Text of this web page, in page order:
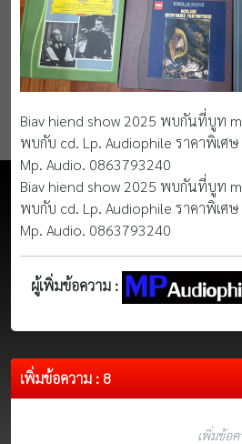
Biav hiend show 2025 พบกันที่บูท
พบกับ cd. Lp. Audiophile ราคาพิเศษ
Mp. Audio. 0863793240
Biav hiend show 2025 พบกันที่บูท
พบกับ cd. Lp. Audiophile ราคาพิเศษ
Mp. Audio. 0863793240
ผู้เพิ่มข้อความ :
เพิ่มข้อความ : 8
เพิ่มข้อ